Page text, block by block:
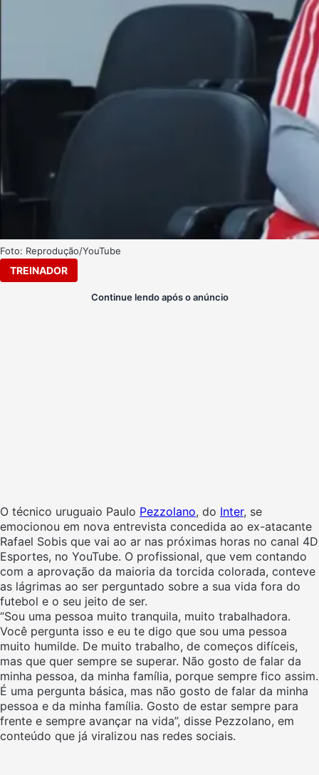
Foto: Reprodução/YouTube
TREINADOR
Continue lendo após o anúncio
O técnico uruguaio Paulo Pezzolano, do Inter, se
emocionou em nova entrevista concedida ao ex-atacante
Rafael Sobis que vai ao ar nas próximas horas no canal 4D
Esportes, no YouTube. O profissional, que vem contando
com a aprovação da maioria da torcida colorada, conteve
as lágrimas ao ser perguntado sobre a sua vida fora do
futebol e o seu jeito de ser.
“Sou uma pessoa muito tranquila, muito trabalhadora.
Você pergunta isso e eu te digo que sou uma pessoa
muito humilde. De muito trabalho, de começos difíceis,
mas que quer sempre se superar. Não gosto de falar da
minha pessoa, da minha família, porque sempre fico assim.
É uma pergunta básica, mas não gosto de falar da minha
pessoa e da minha família. Gosto de estar sempre para
frente e sempre avançar na vida”, disse Pezzolano, em
conteúdo que já viralizou nas redes sociais.